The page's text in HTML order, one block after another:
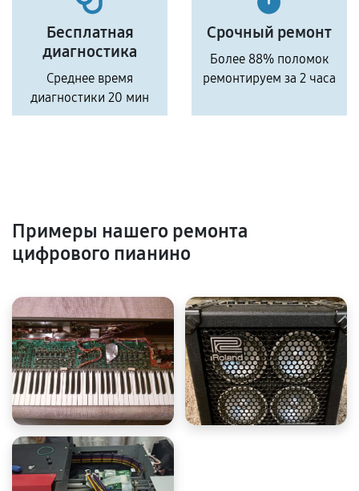
Бесплатная
диагностика
Среднее время
диагностики 20 мин
Срочный ремонт
Более 88% поломок
ремонтируем за 2 часа
Примеры нашего ремонта
цифрового пианино